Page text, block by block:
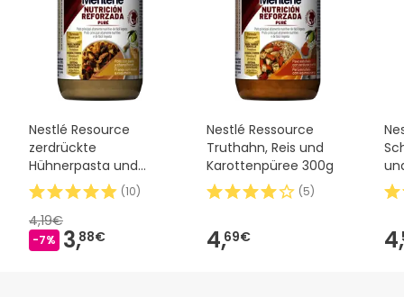
Nestlé Resource
zerdrückte
Hühnerpasta und
Champignons 300g
(10)
4,19€
-7% 3,88€
Nestlé Ressource
Truthahn, Reis und
Karottenpüree 300g
(5)
4,69€ 4,